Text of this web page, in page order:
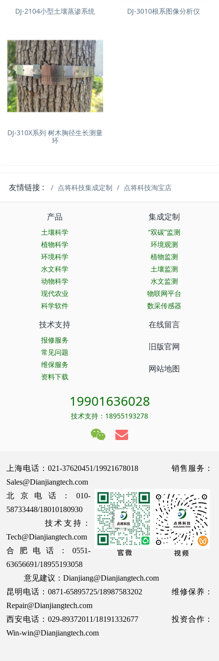
DJ-2104小型土壤蒸渗系统 DJ-3010根系图像分析仪
DJ-310X系列 树木胸径生长测量
环
友情链接 : 点将科技集成定制 点将科技淘宝店
产品
土壤科学
植物科学
环境科学
水文科学
动物科学
现代农业
科学软件
集成定制
“双碳”监测
环境观测
植物监测
土壤监测
水文监测
物联网平台
数采传感器
技术支持
报修服务
常见问题
维保服务
资料下载
在线留言
旧版官网
网站地图
19901636028
技术支持：18955193278
上海电话：021-37620451/19921678018 销售服务：
Sales@Dianjiangtech.com
北京电话：010-
58733448/18010180930
技术支持：
Tech@Dianjiangtech.com
合肥电话：0551-
63656691/18955193058
意见建议：Dianjiang@Dianjiangtech.com
昆明电话：0871-65895725/18987583202 维修保养：
Repair@Dianjiangtech.com
西安电话：029-89372011/18191332677 投资合作：
Win-win@Dianjiangtech.com